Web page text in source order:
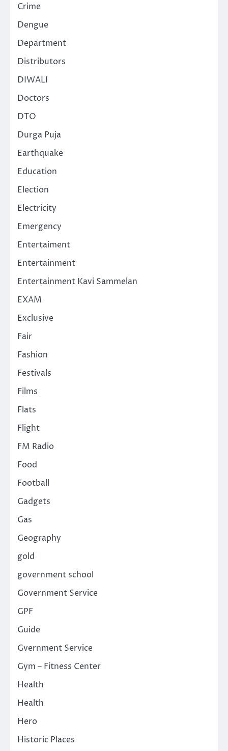
Crime
Dengue
Department
Distributors
DIWALI
Doctors
DTO
Durga Puja
Earthquake
Education
Election
Electricity
Emergency
Entertaiment
Entertainment
Entertainment Kavi Sammelan
EXAM
Exclusive
Fair
Fashion
Festivals
Films
Flats
Flight
FM Radio
Food
Football
Gadgets
Gas
Geography
gold
government school
Government Service
GPF
Guide
Gvernment Service
Gym – Fitness Center
Health
Health
Hero
Historic Places